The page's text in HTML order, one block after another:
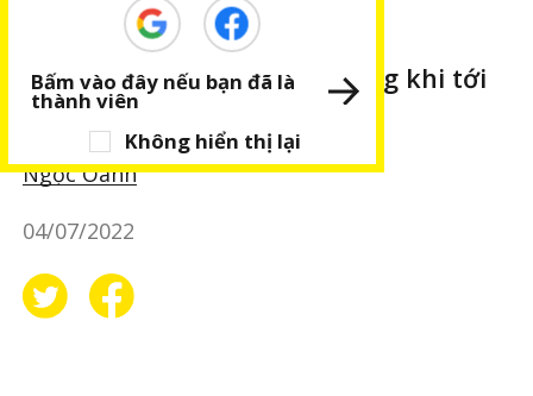
BÀI VIẾT NỔI BẬT
25 lựa chọn quà tặng lý tưởng khi tới
Tokyo du lịch - kỳ 2
Ngọc Oanh
04/07/2022
Không hiển thị lại
Bấm vào đây nếu bạn đã là
thành viên